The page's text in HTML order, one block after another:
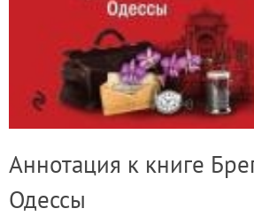
Аннотация к книге
Одессы